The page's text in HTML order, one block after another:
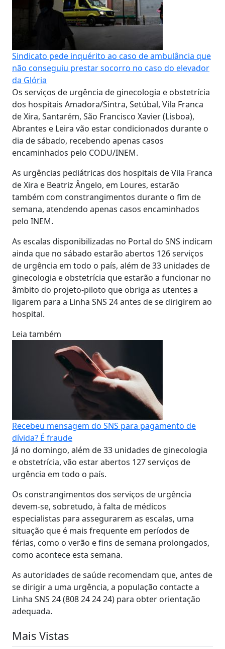
Sindicato pede inquérito ao caso de ambulância que
não conseguiu prestar socorro no caso do elevador
da Glória
Os serviços de urgência de ginecologia e obstetrícia
dos hospitais Amadora/Sintra, Setúbal, Vila Franca
de Xira, Santarém, São Francisco Xavier (Lisboa),
Abrantes e Leira vão estar condicionados durante o
dia de sábado, recebendo apenas casos
encaminhados pelo CODU/INEM.
As urgências pediátricas dos hospitais de Vila Franca
de Xira e Beatriz Ângelo, em Loures, estarão
também com constrangimentos durante o fim de
semana, atendendo apenas casos encaminhados
pelo INEM.
As escalas disponibilizadas no Portal do SNS indicam
ainda que no sábado estarão abertos 126 serviços
de urgência em todo o país, além de 33 unidades de
ginecologia e obstetrícia que estarão a funcionar no
âmbito do projeto-piloto que obriga as utentes a
ligarem para a Linha SNS 24 antes de se dirigirem ao
hospital.
Leia também
Recebeu mensagem do SNS para pagamento de
dívida? É fraude
Já no domingo, além de 33 unidades de ginecologia
e obstetrícia, vão estar abertos 127 serviços de
urgência em todo o país.
Os constrangimentos dos serviços de urgência
devem-se, sobretudo, à falta de médicos
especialistas para assegurarem as escalas, uma
situação que é mais frequente em períodos de
férias, como o verão e fins de semana prolongados,
como acontece esta semana.
As autoridades de saúde recomendam que, antes de
se dirigir a uma urgência, a população contacte a
Linha SNS 24 (808 24 24 24) para obter orientação
adequada.
Mais Vistas